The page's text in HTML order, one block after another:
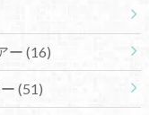
ー (16)
(51)